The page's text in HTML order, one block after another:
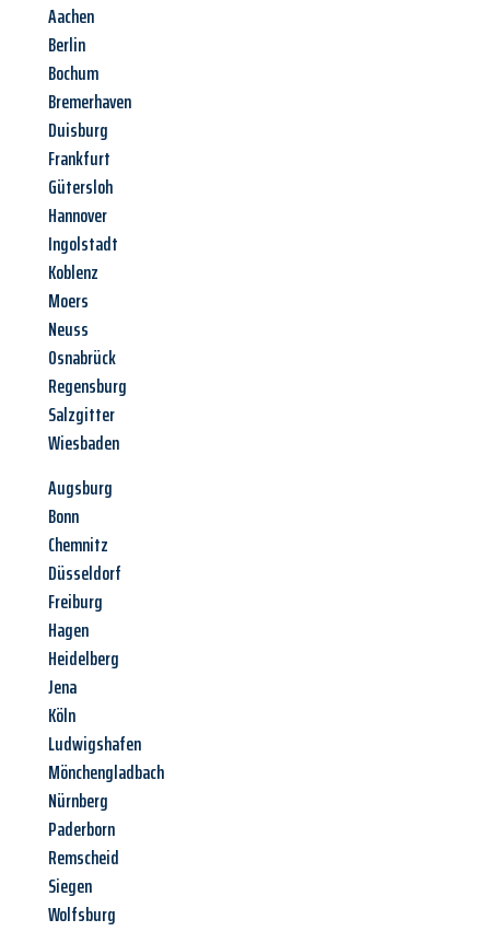
Aachen
Berlin
Bochum
Bremerhaven
Duisburg
Frankfurt
Gütersloh
Hannover
Ingolstadt
Koblenz
Moers
Neuss
Osnabrück
Regensburg
Salzgitter
Wiesbaden
Augsburg
Bonn
Chemnitz
Düsseldorf
Freiburg
Hagen
Heidelberg
Jena
Köln
Ludwigshafen
Mönchengladbach
Nürnberg
Paderborn
Remscheid
Siegen
Wolfsburg